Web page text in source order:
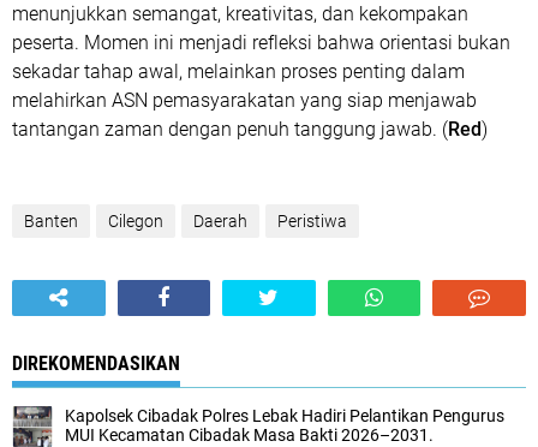
menunjukkan semangat, kreativitas, dan kekompakan
peserta. Momen ini menjadi refleksi bahwa orientasi bukan
sekadar tahap awal, melainkan proses penting dalam
melahirkan ASN pemasyarakatan yang siap menjawab
tantangan zaman dengan penuh tanggung jawab. (Red)
Banten Cilegon Daerah Peristiwa
DIREKOMENDASIKAN
Kapolsek Cibadak Polres Lebak Hadiri Pelantikan Pengurus
MUI Kecamatan Cibadak Masa Bakti 2026–2031.